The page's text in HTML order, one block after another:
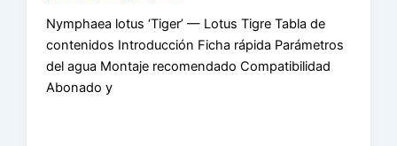
Nymphaea lotus ‘Tiger’ — Lotus Tigre Tabla de
contenidos Introducción Ficha rápida Parámetros
del agua Montaje recomendado Compatibilidad
Abonado y